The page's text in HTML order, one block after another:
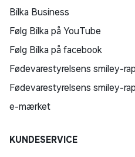
Bilka Business
Følg Bilka på YouTube
Følg Bilka på facebook
Fødevarestyrelsens smiley-
Fødevarestyrelsens smiley-
e-mærket
KUNDESERVICE